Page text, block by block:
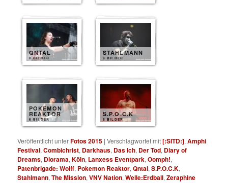
QNTAL
8 BILDER
STAHLMANN
6 BILDER
POKEMON
REAKTOR
6 BILDER
S.P.O.C.K
6 BILDER
Veröffentlicht unterFotos 2015 |Verschlagwortet mit[:SITD:],Amphi
Festival,Combichrist, Darkhaus, Das Ich, Der Tod, Diary of
Dreams, Diorama,Köln, Lanxess Eventpark,Oomph!,
Patenbrigade: Wolff, Pokemon Reaktor,Qntal,S.P.O.C.K,
Stahlmann,The Mission,VNV Nation,Welle:Erdball,Zeraphine